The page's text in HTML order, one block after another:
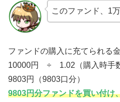
このファンド、1万
ファンドの購入に充てられる
10000円 ÷ 1.02（購入時手
9803円（9803口分）
9803円分ファンドを買い付け